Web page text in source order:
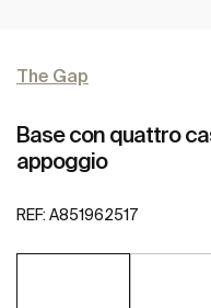
The Gap
Base con quattro
appoggio
REF: A851962517